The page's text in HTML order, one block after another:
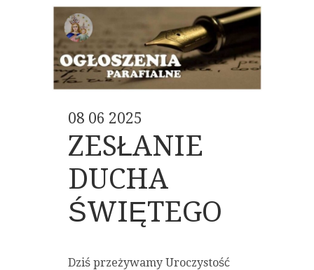
08 06 2025
ZESŁANIE
DUCHA
ŚWIĘTEGO
Dziś przeżywamy Uroczystość